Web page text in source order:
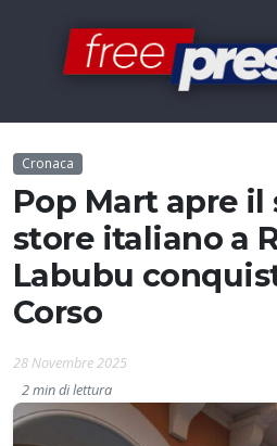
Cronaca
Pop Mart apre il
store italiano a
Labubu
Corso
28 Novembre 2025
2 min di lettura